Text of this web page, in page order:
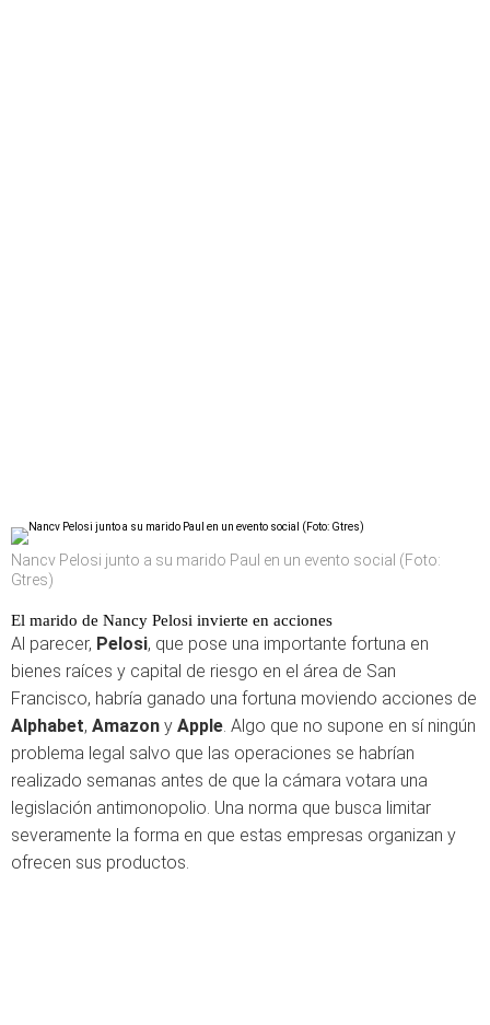
Nancv Pelosi junto a su marido Paul en un evento social (Foto:
Gtres)
El marido de Nancy Pelosi invierte en acciones
Al parecer, Pelosi, que pose una importante fortuna en
bienes raíces y capital de riesgo en el área de San
Francisco, habría ganado una fortuna moviendo acciones de
Alphabet, Amazon y Apple. Algo que no supone en sí ningún
problema legal salvo que las operaciones se habrían
realizado semanas antes de que la cámara votara una
legislación antimonopolio. Una norma que busca limitar
severamente la forma en que estas empresas organizan y
ofrecen sus productos.